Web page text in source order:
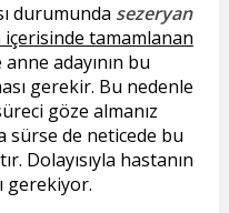
durumunda sezeryan
içerisinde tamamlanan
adayının bu
gerekir. Bu nedenle
göze almanız
sürse de neticede bu
Dolayısıyla hastanın
gerekiyor.